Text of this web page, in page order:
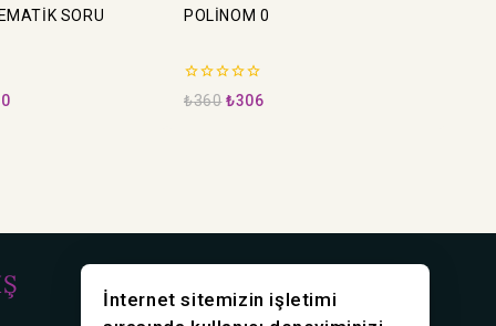
SORU POLİNOM 0
0
5
₺360 ₺306
İnternet sitemizin işletimi